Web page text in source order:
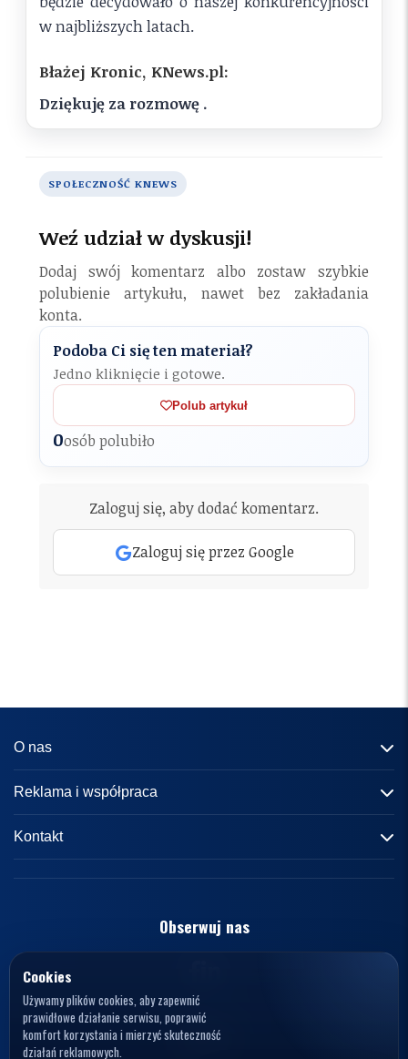
w najbliższych latach.
Błażej Kronic, KNews.pl:
Dziękuję za rozmowę .
SPOŁECZNOŚĆ KNEWS
Weź udział w dyskusji!
Dodaj swój komentarz albo zostaw szybkie
polubienie artykułu, nawet bez zakładania
konta.
Podoba Ci się ten materiał?
Jedno kliknięcie i gotowe.
Polub artykuł
0osób polubiło
Zaloguj się, aby dodać komentarz.
Zaloguj się przez Google
O nas
Informacje o portalu
Reklama i współpraca
Reklama
Kontakt
kontakt@knews.pl
Polska
NIP: 7272595979
Obserwuj nas
Cookies
Używamy plików cookies, aby zapewnić
prawidłowe działanie serwisu, poprawić
komfort korzystania i mierzyć skuteczność
działań reklamowych.